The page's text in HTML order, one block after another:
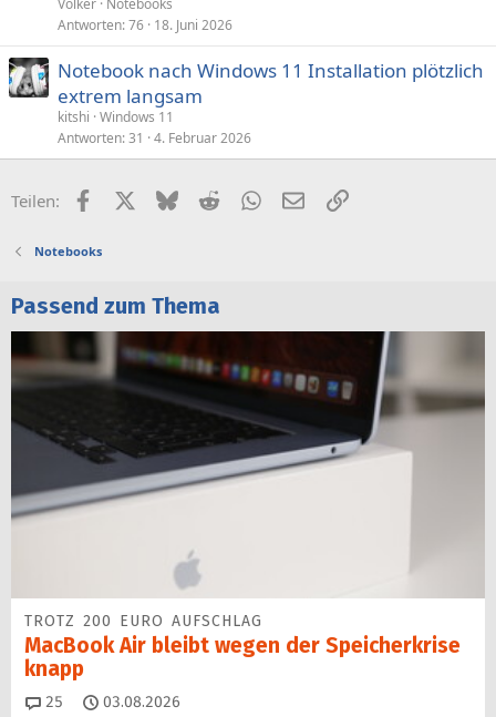
Volker Notebooks
Antworten 76 18. Juni 2026
Notebook nach Windows 11 Installation plötzlich
extrem langsam
kitshi Windows 11
Antworten 31 4. Februar 2026
Teilen: FacebookX (Twitter)
BlueskyRedditWhatsApp
E-MailLink
Notebooks
Passend zum Thema
TROTZ 200 EURO AUFSCHLAG
MacBook Air bleibt wegen der Speicherkrise
knapp
25 Kommentare
03.08.2026